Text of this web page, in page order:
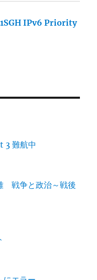
IPv6 Priority
3 難航中
戦争と政治～戦後